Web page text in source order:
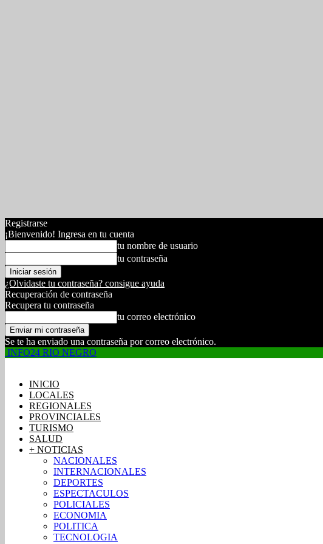
Registrarse
¡Bienvenido! Ingresa en tu cuenta
tu nombre de usuario
tu contraseña
¿Olvidaste tu contraseña? consigue ayuda
Recuperación de contraseña
Recupera tu contraseña
tu correo electrónico
Se te ha enviado una contraseña por correo electrónico.
INFO24 RIO NEGRO
INICIO
LOCALES
REGIONALES
PROVINCIALES
TURISMO
SALUD
+ NOTICIAS
NACIONALES
INTERNACIONALES
DEPORTES
ESPECTACULOS
POLICIALES
ECONOMIA
POLITICA
TECNOLOGIA